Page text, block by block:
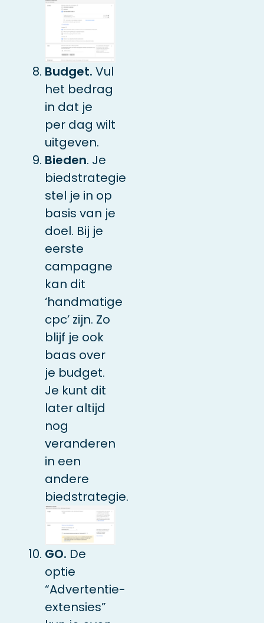
Budget. Vul
het bedrag
in dat je
per dag wilt
uitgeven.
Bieden. Je
biedstrategie
stel je in op
basis van je
doel. Bij je
eerste
campagne
kan dit
‘handmatige
cpc’ zijn. Zo
blijf je ook
baas over
je budget.
Je kunt dit
later altijd
nog
veranderen
in een
andere
biedstrategie.
GO. De
optie
“Advertentie-
extensies”